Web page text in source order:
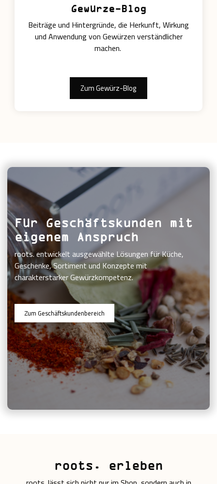
Gewürze-Blog
Beiträge und Hintergründe, die Herkunft, Wirkung
und Anwendung von Gewürzen verständlicher
machen.
Zum Gewürz-Blog
Für Geschäftskunden mit
eigenem Anspruch
roots. entwickelt ausgewählte Lösungen für Küche,
Geschenke, Sortiment und Konzepte mit
charakterstarker Gewürzkompetenz.
Zum Geschäftskundenbereich
roots. erleben